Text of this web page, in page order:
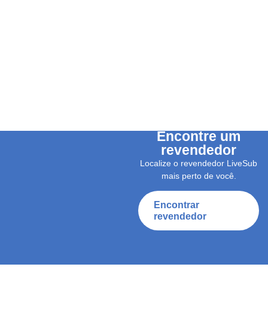
Encontre um
revendedor
Localize o revendedor LiveSub
mais perto de você.
Encontrar
revendedor